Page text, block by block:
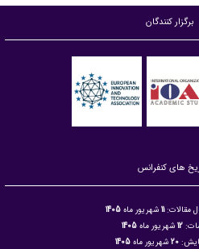
برگزار کنندگان
های کنفرانس
مقالات:11 شهریور ماه 1405
12 شهریور ماه1405
20 شهریور ماه1405